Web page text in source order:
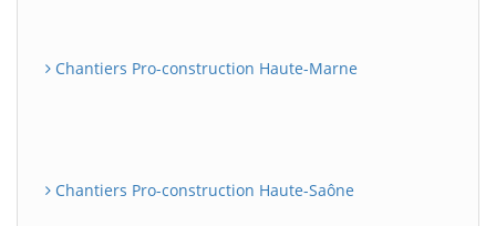
Chantiers Pro-construction Haute-Marne
Chantiers Pro-construction Haute-Saône